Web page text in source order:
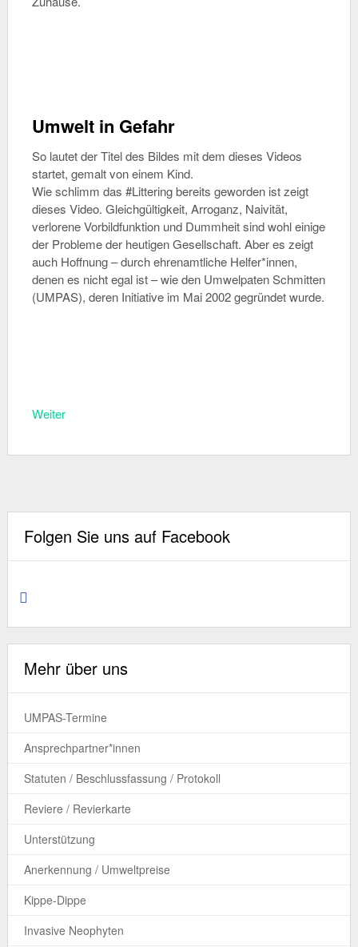
Umwelt in Gefahr
So lautet der Titel des Bildes mit dem dieses Videos
startet, gemalt von einem Kind.
Wie schlimm das #Littering bereits geworden ist zeigt
dieses Video. Gleichgültigkeit, Arroganz, Naivität,
verlorene Vorbildfunktion und Dummheit sind wohl einige
der Probleme der heutigen Gesellschaft. Aber es zeigt
auch Hoffnung – durch ehrenamtliche Helfer*innen,
denen es nicht egal ist – wie den Umwelpaten Schmitten
(UMPAS), deren Initiative im Mai 2002 gegründet wurde.
Weiter
Folgen Sie uns auf Facebook
Mehr über uns
UMPAS-Termine
Ansprechpartner*innen
Statuten / Beschlussfassung / Protokoll
Reviere / Revierkarte
Unterstützung
Anerkennung / Umweltpreise
Kippe-Dippe
Invasive Neophyten